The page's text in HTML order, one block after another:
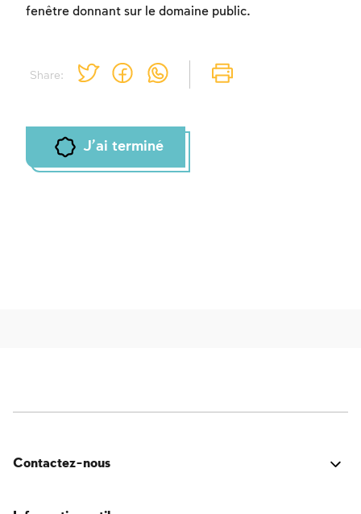
Share:
fenêtre donnant sur le domaine public.
J'ai terminé
Inscription Connexion
Contactez-nous
avez une idée d'amélioration ? Nous serions ravis de